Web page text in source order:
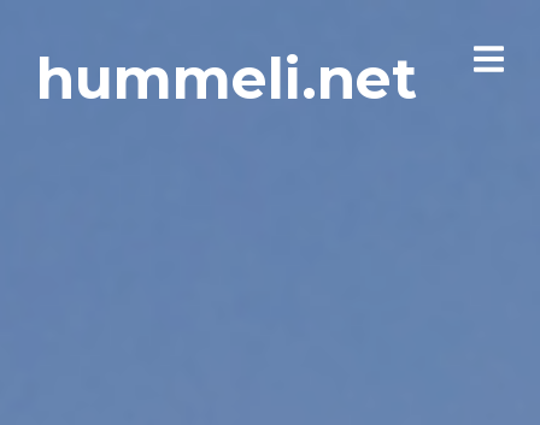
hummeli.net